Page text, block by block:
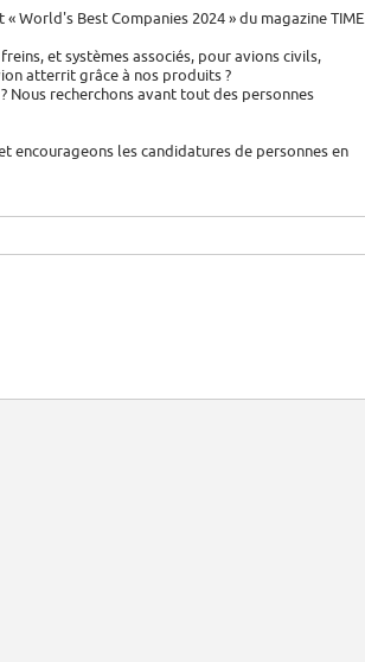
World's Best Companies 2024 » du magazine TIME.
et systèmes associés, pour avions civils,
atterrit grâce à nos produits ?
Nous recherchons avant tout des personnes
encourageons les candidatures de personnes en